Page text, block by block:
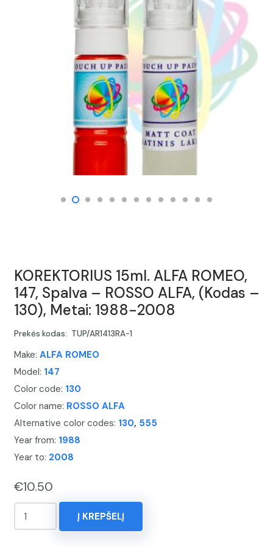
KOREKTORIUS 15ml. ALFA ROMEO,
147, Spalva – ROSSO ALFA, (Kodas –
130), Metai: 1988-2008
Prekės kodas: TUP/AR1413RA-1
Make: ALFA ROMEO
Model: 147
Color code: 130
Color name: ROSSO ALFA
Alternative color codes: 130, 555
Year from: 1988
Year to: 2008
€10.50
produkto
kiekis:
Į KREPŠELĮ